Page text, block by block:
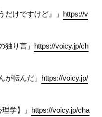
だけですけど』」 https://v
独り言」 https://voicy.jp/ch
が転んだ」 https://voicy.jp/
学】」 https://voicy.jp/cha